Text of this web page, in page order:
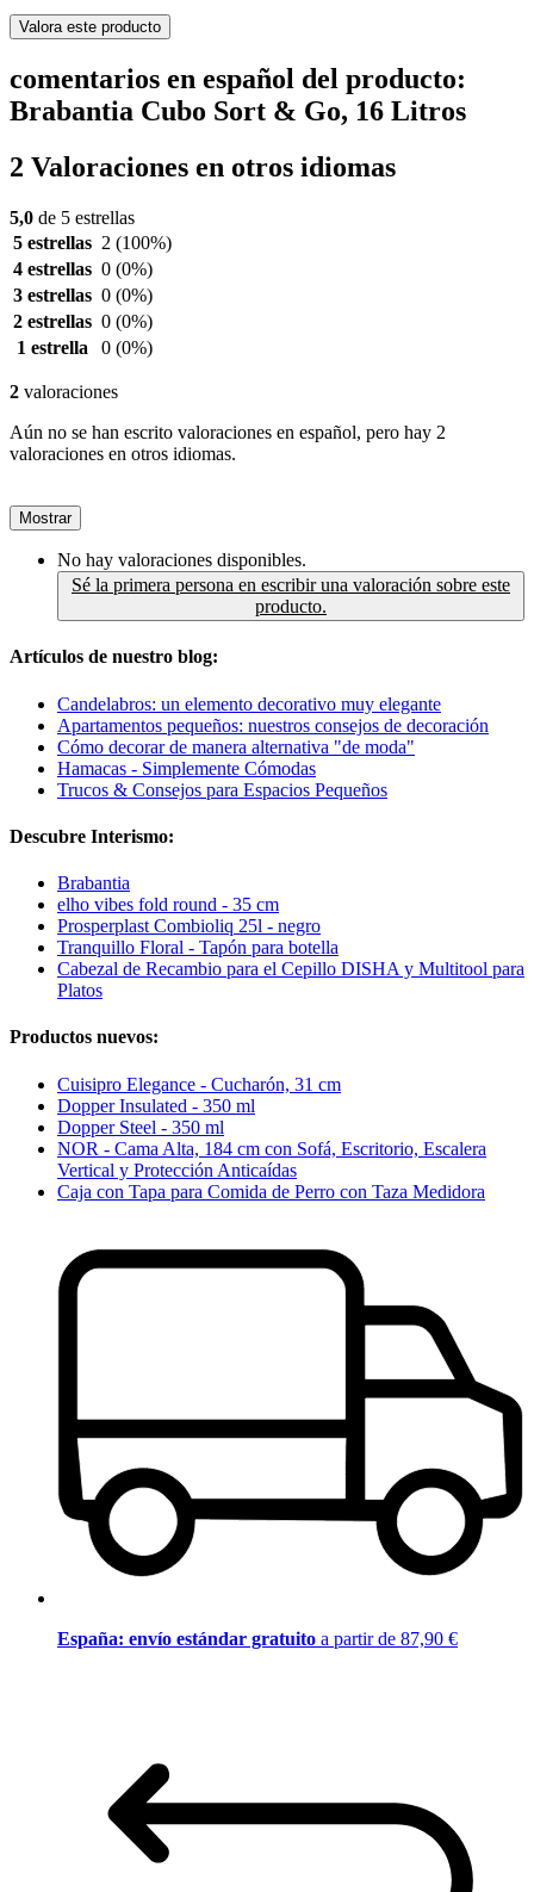
Valora este producto
comentarios en español del producto:
Brabantia Cubo Sort & Go, 16 Litros
2 Valoraciones en otros idiomas
5,0 de 5 estrellas
5 estrellas 2 (100%)
4 estrellas 0 (0%)
3 estrellas 0 (0%)
2 estrellas 0 (0%)
1 estrella
0 (0%)
2 valoraciones
Aún no se han escrito valoraciones en español, pero hay 2
valoraciones en otros idiomas.
Mostrar
No hay valoraciones disponibles.
Sé la primera persona en escribir una valoración sobre este
producto.
Artículos de nuestro blog:
Candelabros: un elemento decorativo muy elegante
Apartamentos pequeños: nuestros consejos de decoración
Cómo decorar de manera alternativa "de moda"
Hamacas - Simplemente Cómodas
Trucos & Consejos para Espacios Pequeños
Descubre Interismo:
Brabantia
elho vibes fold round - 35 cm
Prosperplast Combioliq 25l - negro
Tranquillo Floral - Tapón para botella
Cabezal de Recambio para el Cepillo DISHA y Multitool para
Platos
Productos nuevos:
Cuisipro Elegance - Cucharón, 31 cm
Dopper Insulated - 350 ml
Dopper Steel - 350 ml
NOR - Cama Alta, 184 cm con Sofá, Escritorio, Escalera
Vertical y Protección Anticaídas
Caja con Tapa para Comida de Perro con Taza Medidora
España: envío estándar gratuito a partir de 87,90 €